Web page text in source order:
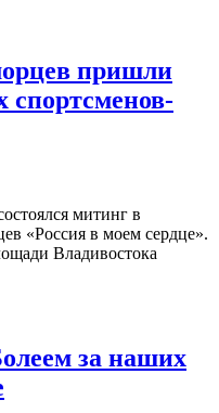
пришли
спортсменов-
митинг в
«Россия в моем сердце».
Владивостока
за наших